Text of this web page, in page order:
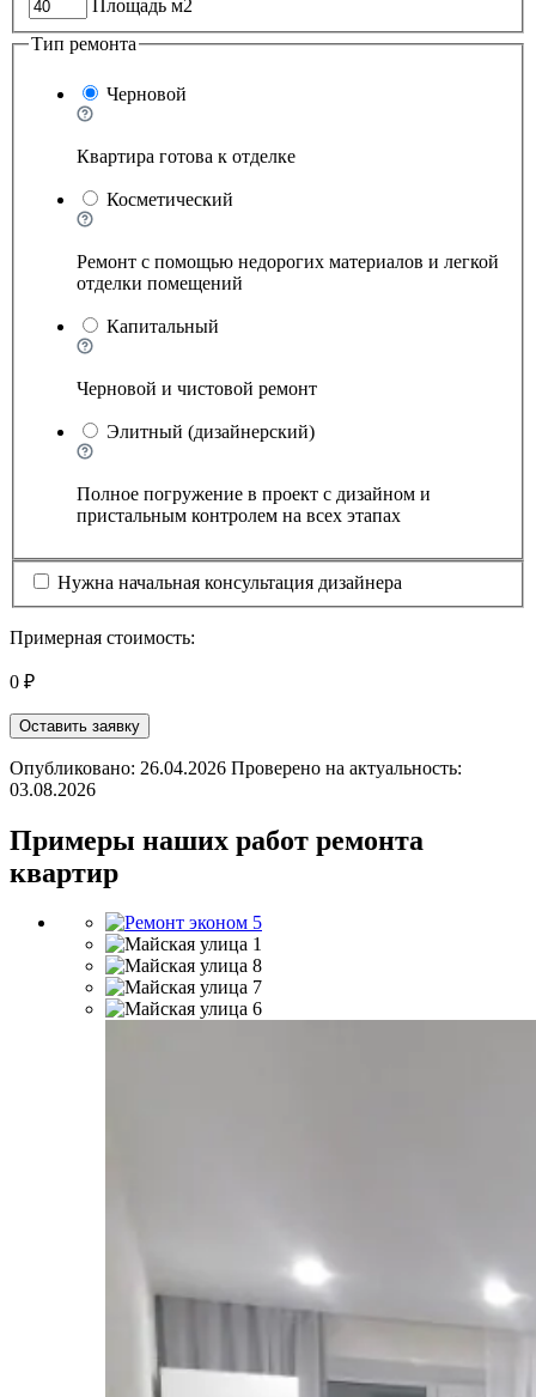
Площадь м2
Тип ремонта
Черновой
Квартира готова к отделке
Косметический
Ремонт с помощью недорогих материалов и легкой
отделки помещений
Капитальный
Черновой и чистовой ремонт
Элитный (дизайнерский)
Полное погружение в проект с дизайном и
пристальным контролем на всех этапах
Нужна начальная консультация дизайнера
Примерная стоимость:
0 ₽
Оставить заявку
Опубликовано: 26.04.2026 Проверено на актуальность:
03.08.2026
Примеры наших работ ремонта
квартир